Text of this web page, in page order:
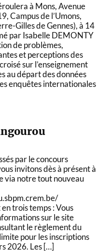
à Mons, Avenue
Campus de l’Umons,
Gilles de Gennes), à 14
par Isabelle DEMONTY
de problèmes,
et perceptions des
sur l’enseignement
au départ des données
enquêtes internationales
par le concours
invitons dès à présent à
via notre tout nouveau
trois temps : Vous
sur le site
le règlement du
pour les inscriptions
2026. Les […]